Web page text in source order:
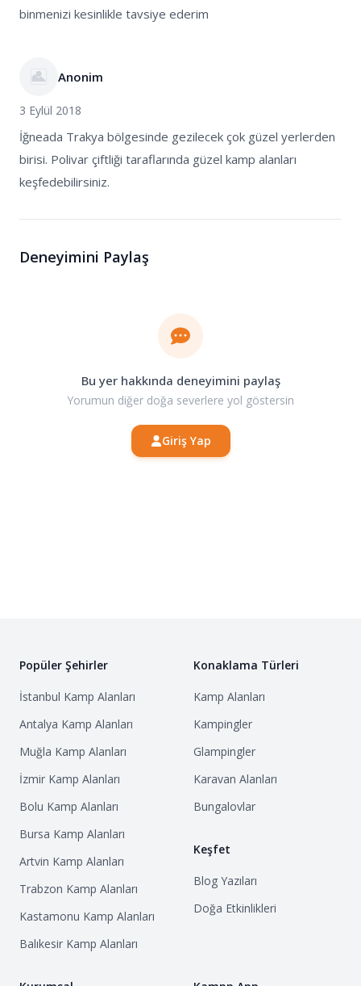
binmenizi kesinlikle tavsiye ederim
Anonim
3 Eylül 2018
İğneada Trakya bölgesinde gezilecek çok güzel yerlerden
birisi. Polivar çiftliği taraflarında güzel kamp alanları
keşfedebilirsiniz.
Deneyimini Paylaş
Bu yer hakkında deneyimini paylaş
Yorumun diğer doğa severlere yol göstersin
Giriş Yap
Popüler Şehirler
İstanbul Kamp Alanları
Antalya Kamp Alanları
Muğla Kamp Alanları
İzmir Kamp Alanları
Bolu Kamp Alanları
Bursa Kamp Alanları
Artvin Kamp Alanları
Trabzon Kamp Alanları
Kastamonu Kamp Alanları
Balıkesir Kamp Alanları
Konaklama Türleri
Kamp Alanları
Kampingler
Glampingler
Karavan Alanları
Bungalovlar
Keşfet
Blog Yazıları
Doğa Etkinlikleri